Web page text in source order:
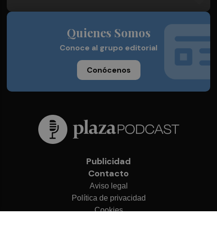
Quienes Somos
Conoce al grupo editorial
Conócenos
Publicidad
Contacto
Aviso legal
Política de privacidad
Cookies